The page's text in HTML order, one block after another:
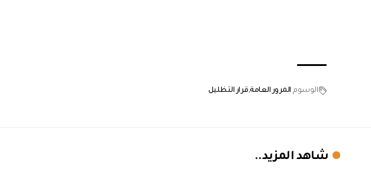
الوسوم المرور العامة قرار التظليل
شاهد المزيد..